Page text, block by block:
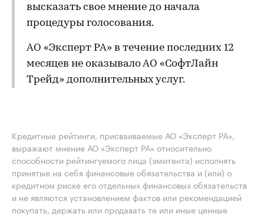
высказать свое мнение до начала
процедуры голосования.
АО «Эксперт РА» в течение последних 12
месяцев не оказывало АО «СофтЛайн
Трейд» дополнительных услуг.
Кредитные рейтинги, присваиваемые АО «Эксперт РА»,
выражают мнение АО «Эксперт РА» относительно
способности рейтингуемого лица (эмитента) исполнять
принятые на себя финансовые обязательства и (или) о
кредитном риске его отдельных финансовых обязательств
и не являются установлением фактов или рекомендацией
покупать, держать или продавать те или иные ценные